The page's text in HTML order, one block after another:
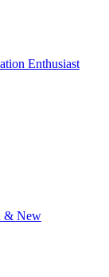
Enthusiast
& New